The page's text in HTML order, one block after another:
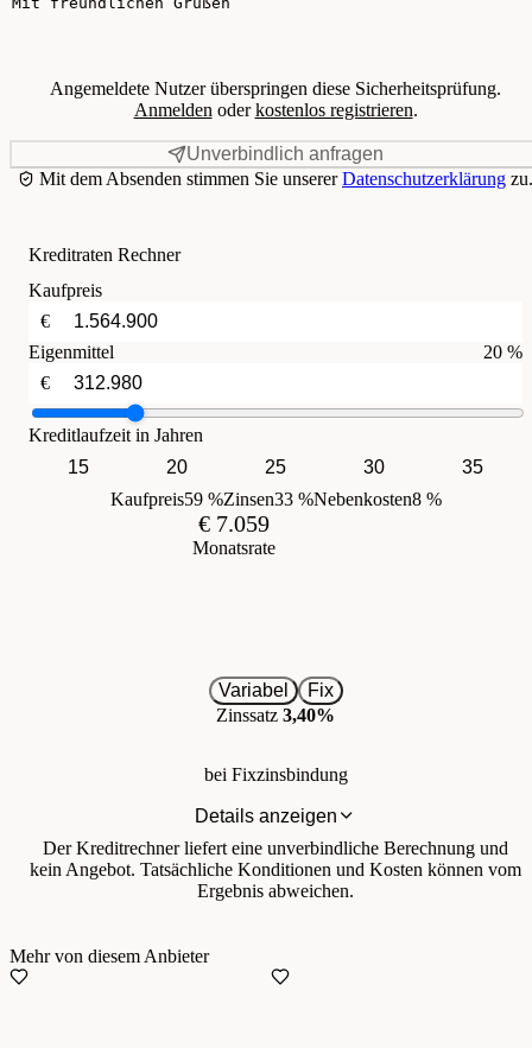
Angemeldete Nutzer überspringen diese Sicherheitsprüfung.
Anmelden oderkostenlos registrieren.
Unverbindlich anfragen
Mit dem Absenden stimmen Sie unsererDatenschutzerklärung zu.
Kreditraten Rechner
Kaufpreis
€
Eigenmittel
20 %
€
Kreditlaufzeit in Jahren
15
20 25 30
35
Kaufpreis59 %Zinsen33 %Nebenkosten8 %
€ 7.059
Monatsrate
Variabel
Fix
Zinssatz 3,40%
bei Fixzinsbindung
Details anzeigen
Der Kreditrechner liefert eine unverbindliche Berechnung und
kein Angebot. Tatsächliche Konditionen und Kosten können vom
Ergebnis abweichen.
Mehr von diesem Anbieter